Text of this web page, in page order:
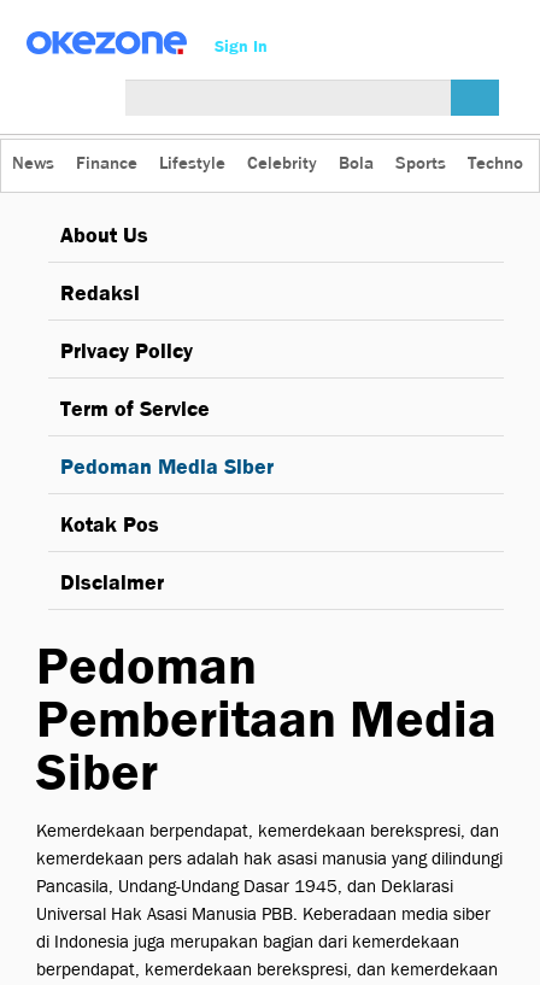
Sign In
News Finance Lifestyle Celebrity Bola Sports Techno
About Us
Redaksi
Privacy Policy
Term of Service
Pedoman Media Siber
Kotak Pos
Disclaimer
Pedoman
Pemberitaan Media
Siber
Kemerdekaan berpendapat, kemerdekaan berekspresi, dan
kemerdekaan pers adalah hak asasi manusia yang dilindungi
Pancasila, Undang-Undang Dasar 1945, dan Deklarasi
Universal Hak Asasi Manusia PBB. Keberadaan media siber
di Indonesia juga merupakan bagian dari kemerdekaan
berpendapat, kemerdekaan berekspresi, dan kemerdekaan